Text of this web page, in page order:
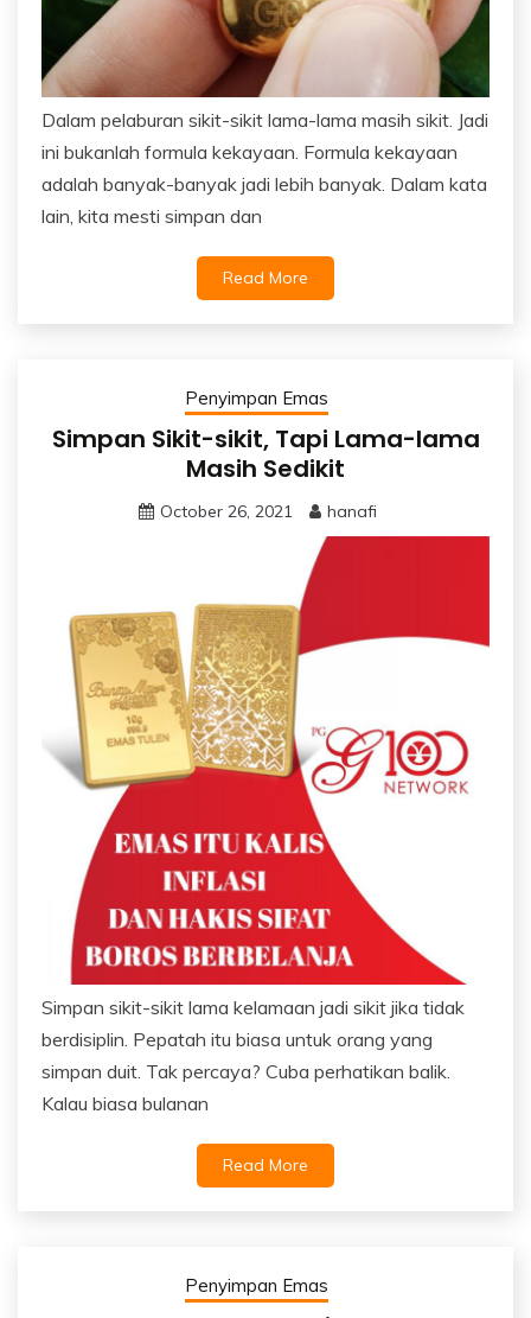
Dalam pelaburan sikit-sikit lama-lama masih sikit. Jadi
ini bukanlah formula kekayaan. Formula kekayaan
adalah banyak-banyak jadi lebih banyak. Dalam kata
lain, kita mesti simpan dan
Read More
Penyimpan Emas
Simpan Sikit-sikit, Tapi Lama-lama
Masih Sedikit
October 26, 2021 hanafi
Simpan sikit-sikit lama kelamaan jadi sikit jika tidak
berdisiplin. Pepatah itu biasa untuk orang yang
simpan duit. Tak percaya? Cuba perhatikan balik.
Kalau biasa bulanan
Read More
Penyimpan Emas